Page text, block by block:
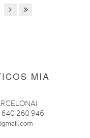
MIA
260 946